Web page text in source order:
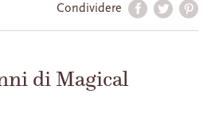
Condividere
di Magical